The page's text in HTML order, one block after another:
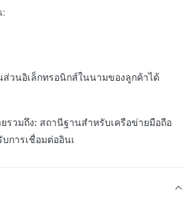
:
วนอิเล็กทรอนิกส์ในนามของลูกค้าได้
วมถึง: สถานีฐานสำหรับเครือข่ายมือถือ
การเชื่อมต่ออินเ